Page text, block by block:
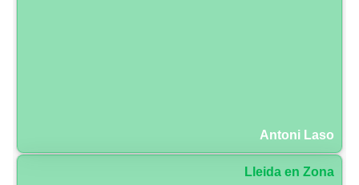
Antoni Laso
Lleida en Zona